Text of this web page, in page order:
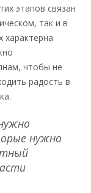
этапов связан
так и в
чтобы не
радость в
нужно